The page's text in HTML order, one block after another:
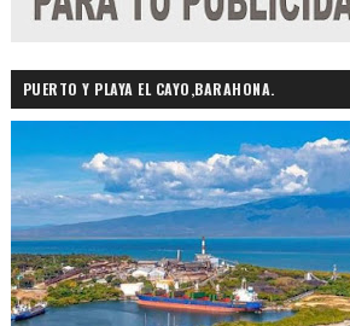
PUERTO Y PLAYA EL CAYO,BARAHONA.